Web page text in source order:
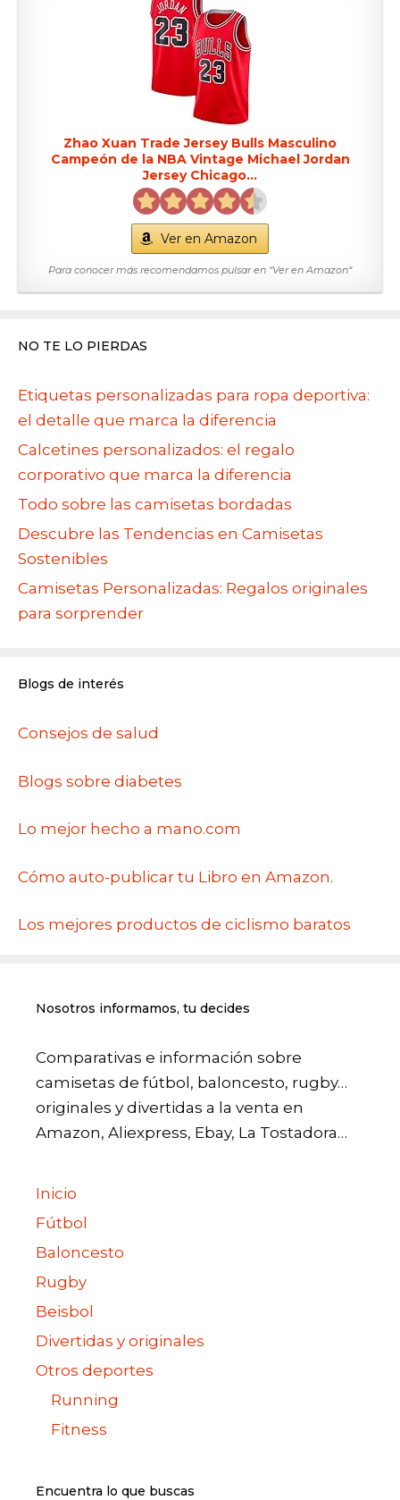
Zhao Xuan Trade Jersey Bulls Masculino
Campeón de la NBA Vintage Michael Jordan
Jersey Chicago...
Ver en Amazon
Para conocer más recomendamos pulsar en “Ver en Amazon“
NO TE LO PIERDAS
Etiquetas personalizadas para ropa deportiva:
el detalle que marca la diferencia
Calcetines personalizados: el regalo
corporativo que marca la diferencia
Todo sobre las camisetas bordadas
Descubre las Tendencias en Camisetas
Sostenibles
Camisetas Personalizadas: Regalos originales
para sorprender
Blogs de interés
Consejos de salud
Blogs sobre diabetes
Lo mejor hecho a mano.com
Cómo auto-publicar tu Libro en Amazon.
Los mejores productos de ciclismo baratos
Nosotros informamos, tu decides
Comparativas e información sobre
camisetas de fútbol, baloncesto, rugby…
originales y divertidas a la venta en
Amazon, Aliexpress, Ebay, La Tostadora…
Inicio
Fútbol
Baloncesto
Rugby
Beisbol
Divertidas y originales
Otros deportes
Running
Fitness
Encuentra lo que buscas